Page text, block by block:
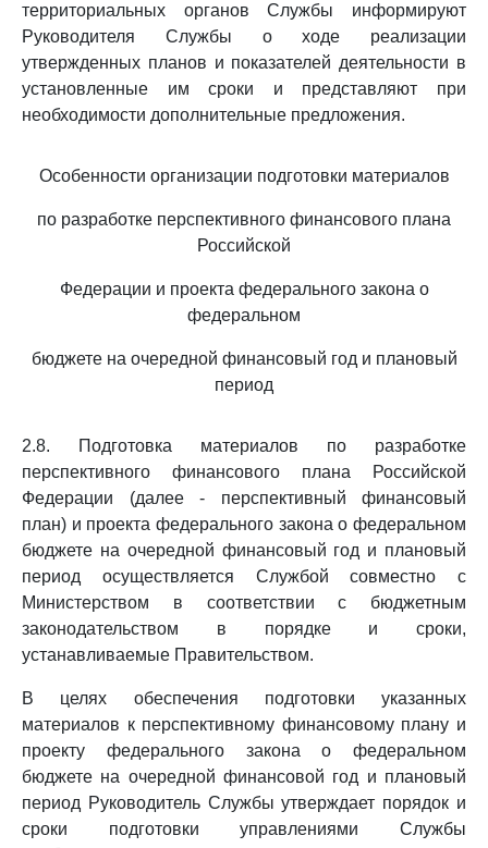
территориальных органов Службы информируют
Руководителя Службы о ходе реализации
утвержденных планов и показателей деятельности в
установленные им сроки и представляют при
необходимости дополнительные предложения.
Особенности организации подготовки материалов
по разработке перспективного финансового плана
Российской
Федерации и проекта федерального закона о
федеральном
бюджете на очередной финансовый год и плановый
период
2.8. Подготовка материалов по разработке
перспективного финансового плана Российской
Федерации (далее - перспективный финансовый
план) и проекта федерального закона о федеральном
бюджете на очередной финансовый год и плановый
период осуществляется Службой совместно с
Министерством в соответствии с бюджетным
законодательством в порядке и сроки,
устанавливаемые Правительством.
В целях обеспечения подготовки указанных
материалов к перспективному финансовому плану и
проекту федерального закона о федеральном
бюджете на очередной финансовой год и плановый
период Руководитель Службы утверждает порядок и
сроки подготовки управлениями Службы